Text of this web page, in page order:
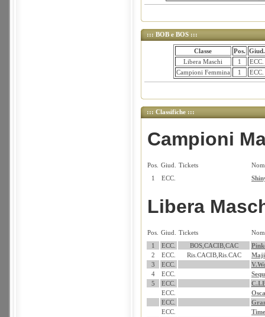
::: BOB e BOS :::
Classe Pos. Giud.
Libera Maschi
1
ECC.
Campioni Femmina
1 ECC.
::: Classifiche :::
Campioni
Pos. Giud. Tickets
1
ECC.
Libera
Pos. Giud. Tickets
1
ECC. BOS,CACIB,CAC
2
ECC. Ris.CACIB,Ris.CAC
3
ECC.
4
ECC.
5
ECC.
ECC.
ECC.
ECC.